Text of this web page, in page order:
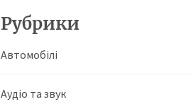
Рубрики
Автомобілі
Аудіо та звук